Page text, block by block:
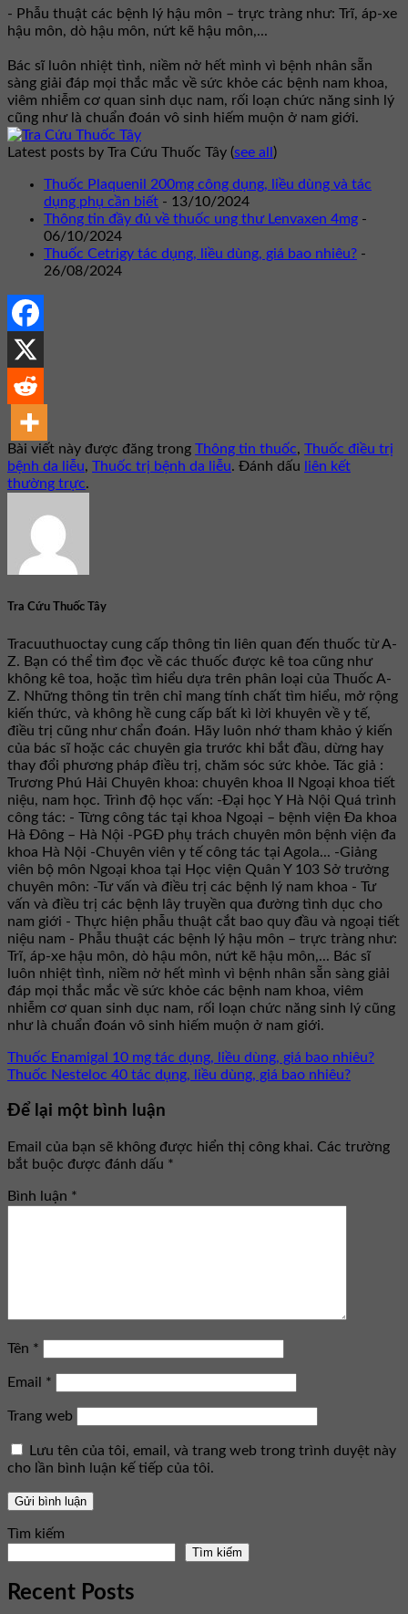
- Phẫu thuật các bệnh lý hậu môn – trực tràng như: Trĩ, áp-xe
hậu môn, dò hậu môn, nứt kẽ hậu môn,...
Bác sĩ luôn nhiệt tình, niềm nở hết mình vì bệnh nhân sẵn
sàng giải đáp mọi thắc mắc về sức khỏe các bệnh nam khoa,
viêm nhiễm cơ quan sinh dục nam, rối loạn chức năng sinh lý
cũng như là chuẩn đoán vô sinh hiếm muộn ở nam giới.
Latest posts by Tra Cứu Thuốc Tây (see all )
Thuốc Plaquenil 200mg công dụng, liều dùng và tác
dụng phụ cần biết - 13/10/2024
Thông tin đầy đủ về thuốc ung thư Lenvaxen 4mg -
06/10/2024
Thuốc Cetrigy tác dụng, liều dùng, giá bao nhiêu? -
26/08/2024
Bài viết này được đăng trong Thông tin thuốc, Thuốc điều trị
bệnh da liễu, Thuốc trị bệnh da liễu. Đánh dấu
liên kết
thường trực.
Tra Cứu Thuốc Tây
Tracuuthuoctay cung cấp thông tin liên quan đến thuốc từ A-
Z. Bạn có thể tìm đọc về các thuốc được kê toa cũng như
không kê toa, hoặc tìm hiểu dựa trên phân loại của Thuốc A-
Z. Những thông tin trên chỉ mang tính chất tìm hiểu, mở rộng
kiến thức, và không hề cung cấp bất kì lời khuyên về y tế,
điều trị cũng như chẩn đoán. Hãy luôn nhớ tham khảo ý kiến
của bác sĩ hoặc các chuyên gia trước khi bắt đầu, dừng hay
thay đổi phương pháp điều trị, chăm sóc sức khỏe. Tác giả :
Trương Phú Hải Chuyên khoa: chuyên khoa II Ngoại khoa tiết
niệu, nam học. Trình độ học vấn: -Đại học Y Hà Nội Quá trình
công tác: - Từng công tác tại khoa Ngoại – bệnh viện Đa khoa
Hà Đông – Hà Nội -PGĐ phụ trách chuyên môn bệnh viện đa
khoa Hà Nội -Chuyên viên y tế công tác tại Agola... -Giảng
viên bộ môn Ngoại khoa tại Học viện Quân Y 103 Sở trưởng
chuyên môn: -Tư vấn và điều trị các bệnh lý nam khoa - Tư
vấn và điều trị các bệnh lây truyền qua đường tình dục cho
nam giới - Thực hiện phẫu thuật cắt bao quy đầu và ngoại tiết
niệu nam - Phẫu thuật các bệnh lý hậu môn – trực tràng như:
Trĩ, áp-xe hậu môn, dò hậu môn, nứt kẽ hậu môn,... Bác sĩ
luôn nhiệt tình, niềm nở hết mình vì bệnh nhân sẵn sàng giải
đáp mọi thắc mắc về sức khỏe các bệnh nam khoa, viêm
nhiễm cơ quan sinh dục nam, rối loạn chức năng sinh lý cũng
như là chuẩn đoán vô sinh hiếm muộn ở nam giới.
Thuốc Enamigal 10 mg tác dụng, liều dùng, giá bao nhiêu?
Thuốc Nesteloc 40 tác dụng, liều dùng, giá bao nhiêu?
Để lại một bình luận
Email của bạn sẽ không được hiển thị công khai. Các trường
bắt buộc được đánh dấu *
Bình luận *
Tên *
Email *
Trang web
Lưu tên của tôi, email, và trang web trong trình duyệt này
cho lần bình luận kế tiếp của tôi.
Tìm kiếm
Tìm kiếm
Recent Posts